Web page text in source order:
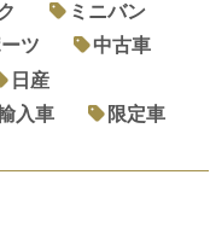
ミニバン
ツ
中古車
日産
入車
限定車